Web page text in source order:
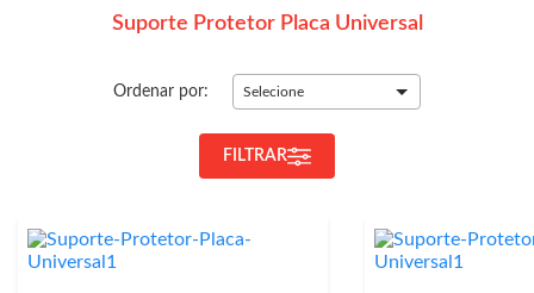
Suporte Protetor Placa Universal
Ordenar por: Selecione
FILTRAR